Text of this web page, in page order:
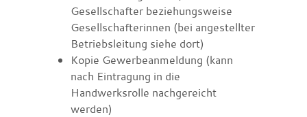
Gesellschafter beziehungsweise
Gesellschafterinnen (bei angestellter
Betriebsleitung siehe dort)
Kopie Gewerbeanmeldung (kann
nach Eintragung in die
Handwerksrolle nachgereicht
werden)